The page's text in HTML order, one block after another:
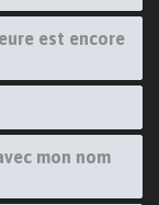
est encore
mon nom